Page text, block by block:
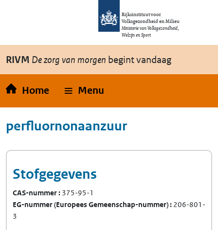
Overslaan en naar de inhoud gaan
Rijksinstituut voor
Volksgezondheid en Milieu
Ministerie van Volksgezondheid,
Welzijn en Sport
RIVM De zorg van morgen begint vandaag
Home Menu
perfluornonaanzuur
Stofgegevens
CAS-nummer 375-95-1
EG-nummer(Europees Gemeenschap-nummer) 206-801-
3